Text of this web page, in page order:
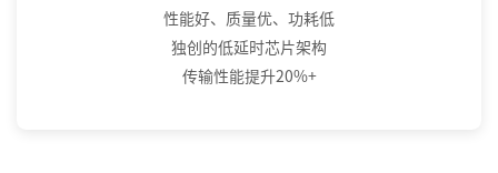
性能好、质量优、功耗低
独创的低延时芯片架构
传输性能提升20%+